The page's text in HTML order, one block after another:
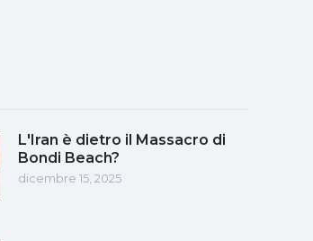
L'Iran è dietro il Massacro di
Bondi Beach?
dicembre 15, 2025